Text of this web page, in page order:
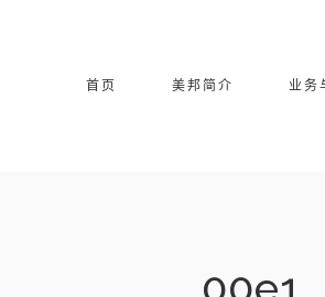
首页 美邦简介 业务